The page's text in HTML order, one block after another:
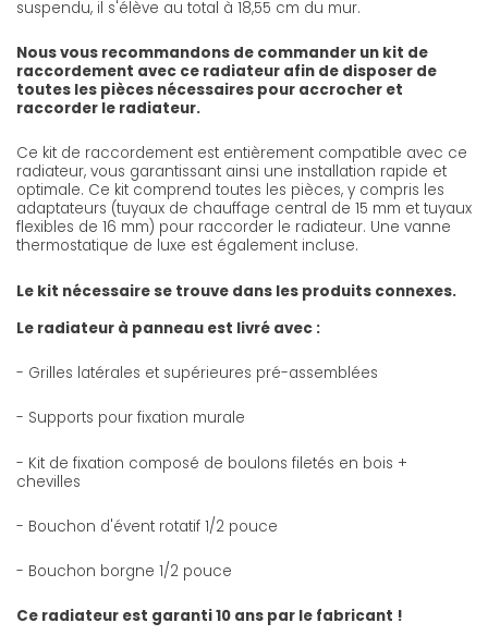
suspendu, il s'élève au total à 18,55 cm du mur.
Nous vous recommandons de commander un kit de
raccordement avec ce radiateur afin de disposer de
toutes les pièces nécessaires pour accrocher et
raccorder le radiateur.
Ce kit de raccordement est entièrement compatible avec ce
radiateur, vous garantissant ainsi une installation rapide et
optimale. Ce kit comprend toutes les pièces, y compris les
adaptateurs (tuyaux de chauffage central de 15 mm et tuyaux
flexibles de 16 mm) pour raccorder le radiateur. Une vanne
thermostatique de luxe est également incluse.
Le kit nécessaire se trouve dans les produits connexes.
Le radiateur à panneau est livré avec :
- Grilles latérales et supérieures pré-assemblées
- Supports pour fixation murale
- Kit de fixation composé de boulons filetés en bois +
chevilles
- Bouchon d'évent rotatif 1/2 pouce
- Bouchon borgne 1/2 pouce
Ce radiateur est garanti 10 ans par le fabricant !